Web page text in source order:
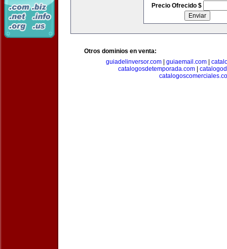
Precio Ofrecido $
Otros dominios en venta:
guiadelinversor.com| guiaemail.com|
catalogosdetemporada.com|